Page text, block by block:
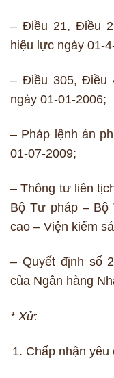
– Điều 21, Điều
hiệu lực ngày 01-
– Điều 305, Điều
ngày 01-01-2006;
– Pháp lệnh án
01-07-2009;
– Thông tư liên
Bộ Tư pháp – Bộ
cao – Viện kiểm
– Quyết định số
của Ngân hàng
* Xử:
Chấp nhận